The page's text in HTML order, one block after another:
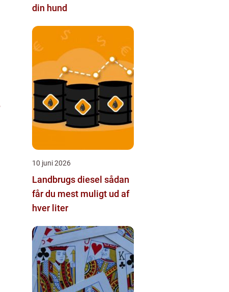
din hund
10 juni 2026
Landbrugs diesel sådan
får du mest muligt ud af
hver liter